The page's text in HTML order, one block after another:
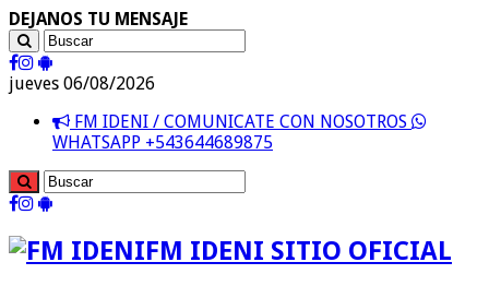
DEJANOS TU MENSAJE
jueves 06/08/2026
FM IDENI / COMUNICATE CON NOSOTROS
WHATSAPP +543644689875
FM IDENI SITIO OFICIAL